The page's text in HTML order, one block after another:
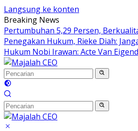
Langsung ke konten
Breaking News
Pertumbuhan 5,29 Persen,
Penegakan Hukum, Rieke Diah:
Hukum Nobi Irawan: Acte Van